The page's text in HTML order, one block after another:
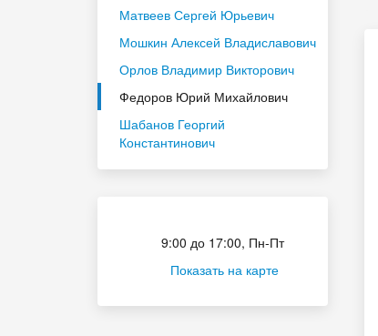
Матвеев Сергей Юрьевич
Мошкин Алексей Владиславович
Орлов Владимир Викторович
Федоров Юрий Михайлович
Шабанов Георгий
Константинович
9:00 до 17:00, Пн-Пт
Показать на карте